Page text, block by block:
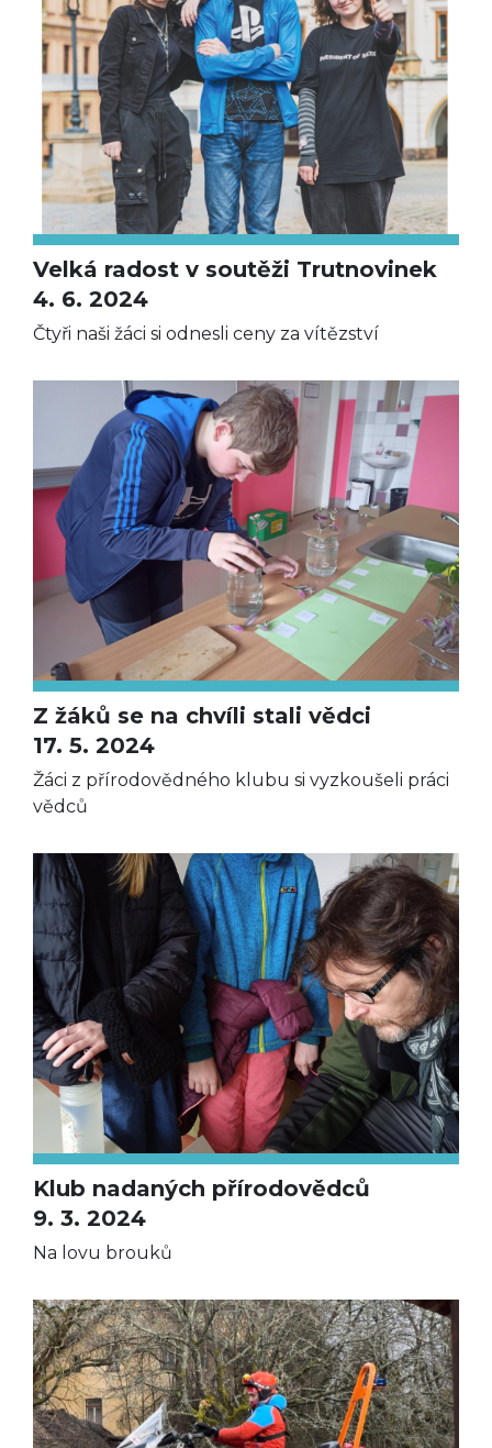
Velká radost v soutěži Trutnovinek
4. 6. 2024
Čtyři naši žáci si odnesli ceny za vítězství
Z žáků se na chvíli stali vědci
17. 5. 2024
Žáci z přírodovědného klubu si vyzkoušeli práci
vědců
Klub nadaných přírodovědců
9. 3. 2024
Na lovu brouků